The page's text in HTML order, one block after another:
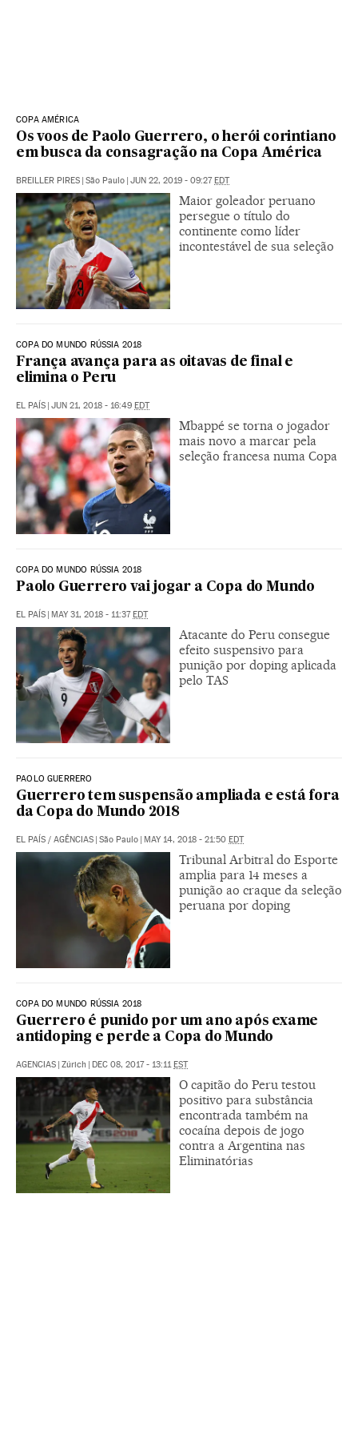
COPA AMÉRICA
Os voos de Paolo Guerrero, o herói corintiano
em busca da consagração na Copa América
BREILLER PIRES | São Paulo | JUN 22, 2019 - 09:27EDT
Maior goleador peruano
persegue o título do
continente como líder
incontestável de sua seleção
COPA DO MUNDO RÚSSIA 2018
França avança para as oitavas de final e
elimina o Peru
EL PAÍS | JUN 21, 2018 - 16:49 EDT
Mbappé se torna o jogador
mais novo a marcar pela
seleção francesa numa Copa
COPA DO MUNDO RÚSSIA 2018
Paolo Guerrero vai jogar a Copa do Mundo
EL PAÍS | MAY 31, 2018 - 11:37EDT
Atacante do Peru consegue
efeito suspensivo para
punição por doping aplicada
pelo TAS
PAOLO GUERRERO
Guerrero tem suspensão ampliada e está fora
da Copa do Mundo 2018
EL PAÍS / AGÊNCIAS | São Paulo | MAY 14, 2018 - 21:50 EDT
Tribunal Arbitral do Esporte
amplia para 14 meses a
punição ao craque da seleção
peruana por doping
COPA DO MUNDO RÚSSIA 2018
Guerrero é punido por um ano após exame
antidoping e perde a Copa do Mundo
AGENCIAS | Zúrich | DEC 08, 2017 - 13:11EST
O capitão do Peru testou
positivo para substância
encontrada também na
cocaína depois de jogo
contra a Argentina nas
Eliminatórias